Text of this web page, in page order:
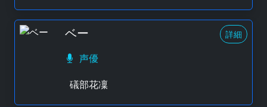
ベー 詳細
声優
礒部花凜